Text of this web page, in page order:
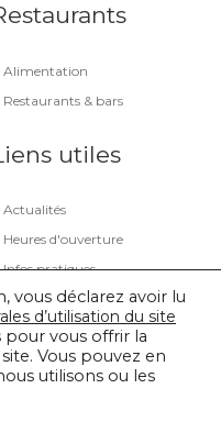
Alimentation
Restaurants & bars
utiles
Actualités
Heures d'ouverture
Infos pratiques
vous déclarez avoir lu
d’utilisation du site
pour vous offrir la
Vous pouvez en
utilisons ou les